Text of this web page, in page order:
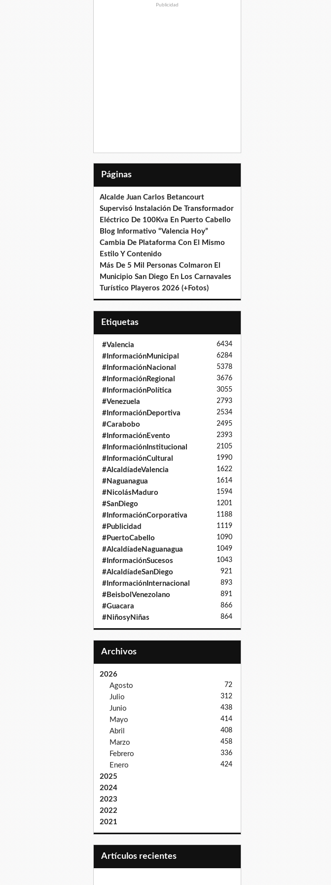
Publicidad
Páginas
Alcalde Juan Carlos Betancourt
Supervisó Instalación De Transformador
Eléctrico De 100Kva En Puerto Cabello
Blog Informativo “Valencia Hoy”
Cambia De Plataforma Con El Mismo
Estilo Y Contenido
Más De 5 Mil Personas Colmaron El
Municipio San Diego En Los Carnavales
Turístico Playeros 2026 (+Fotos)
Etiquetas
#Valencia 6434
#InformaciónMunicipal 6284
#InformaciónNacional 5378
#InformaciónRegional 3676
#InformaciónPolítica 3055
#Venezuela 2793
#InformaciónDeportiva 2534
#Carabobo 2495
#InformaciónEvento 2393
#InformaciónInstitucional 2105
#InformaciónCultural 1990
#AlcaldíadeValencia 1622
#Naguanagua 1614
#NicolásMaduro 1594
#SanDiego 1201
#InformaciónCorporativa 1188
#Publicidad 1119
#PuertoCabello 1090
#AlcaldíadeNaguanagua 1049
#InformaciónSucesos 1043
#AlcaldíadeSanDiego 921
#InformaciónInternacional 893
#BeisbolVenezolano 891
#Guacara 866
#NiñosyNiñas 864
Archivos
2026
Agosto
72
Julio 312
Junio 438
Mayo 414
Abril 408
Marzo 458
Febrero 336
Enero 424
2025
2024
2023
2022
2021
Artículos recientes